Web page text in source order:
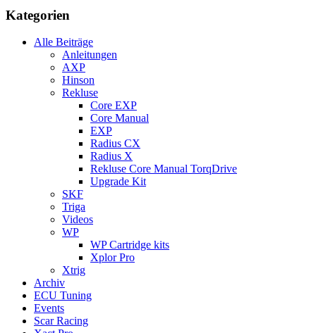
Kategorien
Alle Beiträge
Anleitungen
AXP
Hinson
Rekluse
Core EXP
Core Manual
EXP
Radius CX
Radius X
Rekluse Core Manual TorqDrive
Upgrade Kit
SKF
Triga
Videos
WP
WP Cartridge kits
Xplor Pro
Xtrig
Archiv
ECU Tuning
Events
Scar Racing